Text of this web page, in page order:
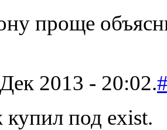
проще
2013 - 20:02.
под exist.